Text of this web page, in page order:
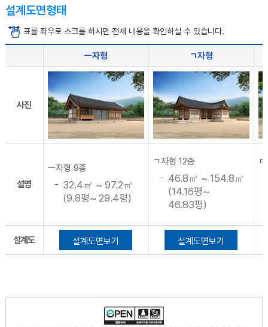
설계도면형태
표를 좌우로 스크롤 하시면 전체 내용을 확인하실 수 있습니다.
ㅡ자형 ㄱ자형
사진
설명
ㅡ자형 9종
32.4㎡ ~ 97.2㎡
(9.8평~ 29.4평)
ㄱ자형 12종
46.8㎡ ~ 154.8㎡
(14.16평~
46.83평)
설계도 설계도면보기 설계도면보기